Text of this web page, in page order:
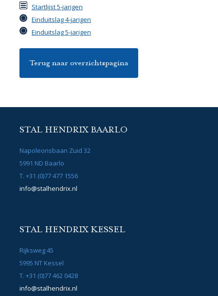
Startlijst 5-jarigen
Einduitslag 4-jarigen
Einduitslag 5-jarigen
Terug naar overzichtspagina
STAL HENDRIX BAARLO
Napoleonsbaan Zuid 32
5991 ND Baarlo
T. +31 (0)77 477 1556
info@stalhendrix.nl
STAL HENDRIX KESSEL
Rijksweg 45
5995 NT Kessel
T. +31 (0)77 462 0428
info@stalhendrix.nl